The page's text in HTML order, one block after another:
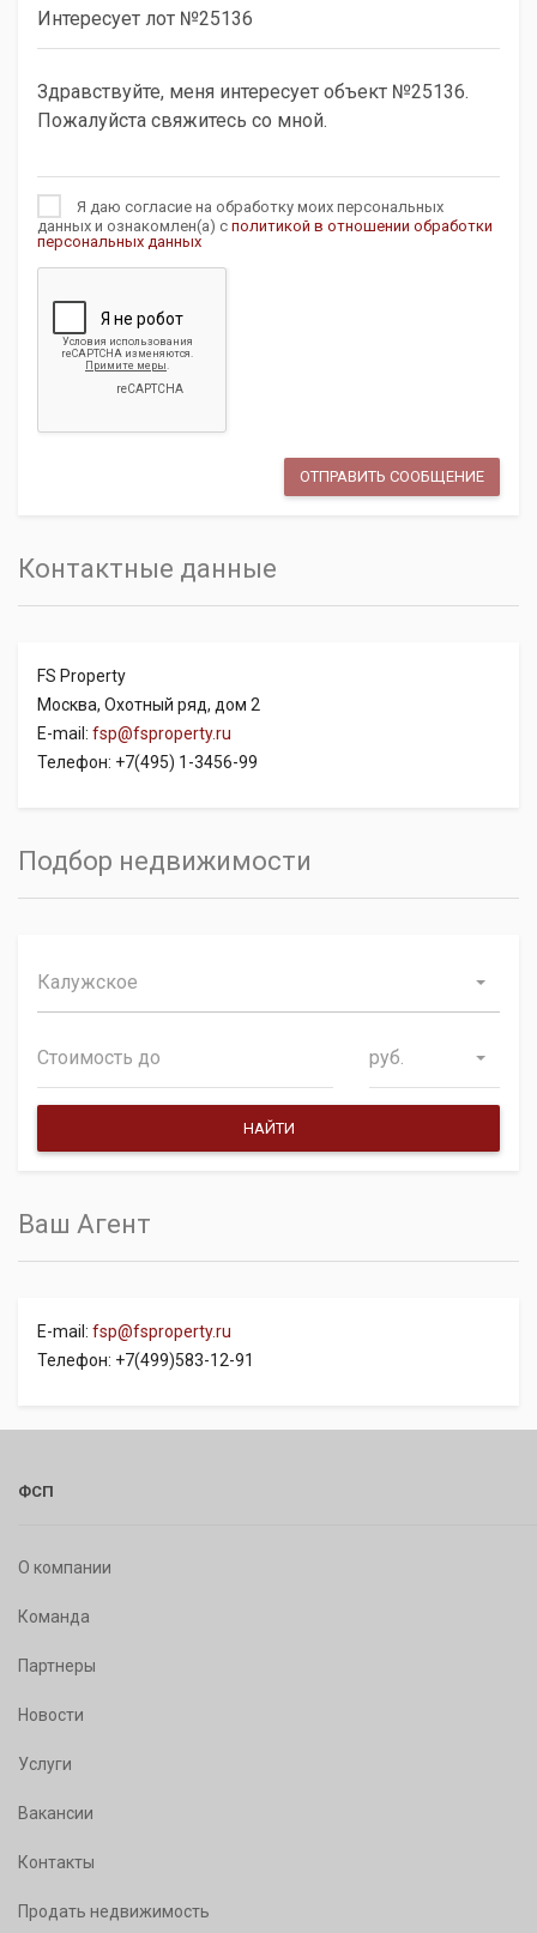
Я даю согласие на обработку моих персональных
данных и ознакомлен(а) с политикой в отношении обработки
персональных данных
Контактные данные
FS Property
Москва, Охотный ряд, дом 2
E-mail: fsp@fsproperty.ru
Телефон: +7(495) 1-3456-99
Подбор недвижимости
Калужское
руб.
Ваш Агент
E-mail: fsp@fsproperty.ru
Телефон: +7(499)583-12-91
ФСП
О компании
Команда
Партнеры
Новости
Услуги
Вакансии
Контакты
Продать недвижимость